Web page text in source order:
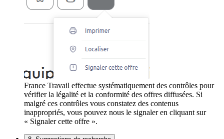
France Travail effectue systématiquement des contrôles pour
vérifier la légalité et la conformité des offres diffusées. Si
malgré ces contrôles vous constatez des contenus
inappropriés, vous pouvez nous le signaler en cliquant sur
« Signaler cette offre ».